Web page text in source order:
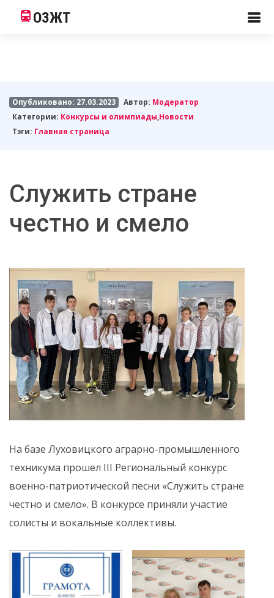
ОЗЖТ
Опубликовано: 27.03.2023 Автор: Модератор
Категории: Конкурсы и олимпиады,Новости
Тэги: Главная страница
Служить стране
честно и смело
На базе Луховицкого аграрно-промышленного
техникума прошел III Региональный конкурс
военно-патриотической песни «Служить стране
честно и смело». В конкурсе приняли участие
солисты и вокальные коллективы.